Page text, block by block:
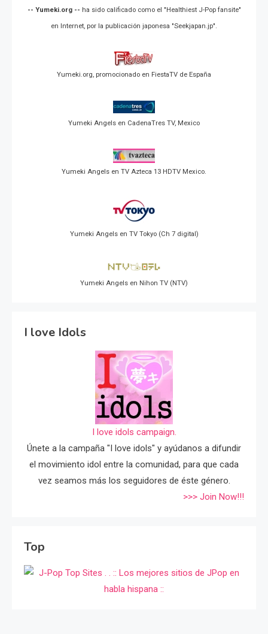
-- Yumeki.org -- ha sido calificado como el "Healthiest J-Pop fansite"
en Internet, por la publicación japonesa "Seekjapan.jp".
Yumeki.org, promocionado en FiestaTV de España
Yumeki Angels en CadenaTres TV, Mexico
Yumeki Angels en TV Azteca 13 HDTV Mexico.
Yumeki Angels en TV Tokyo (Ch 7 digital)
Yumeki Angels en Nihon TV (NTV)
I love Idols
I love idols campaign.
Únete a la campaña "I love idols" y ayúdanos a difundir
el movimiento idol entre la comunidad, para que cada
vez seamos más los seguidores de éste género.
>>> Join Now!!!
Top